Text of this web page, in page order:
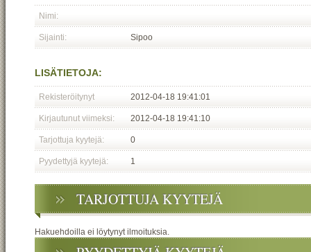
Nimi:
Sijainti: Sipoo
LISÄTIETOJA:
Rekisteröitynyt 2012-04-18 19:41:01
Kirjautunut viimeksi: 2012-04-18 19:41:10
Tarjottuja kyytejä: 0
Pyydettyjä kyytejä: 1
TARJOTTUJA KYYTEJÄ
Hakuehdoilla ei löytynyt ilmoituksia.